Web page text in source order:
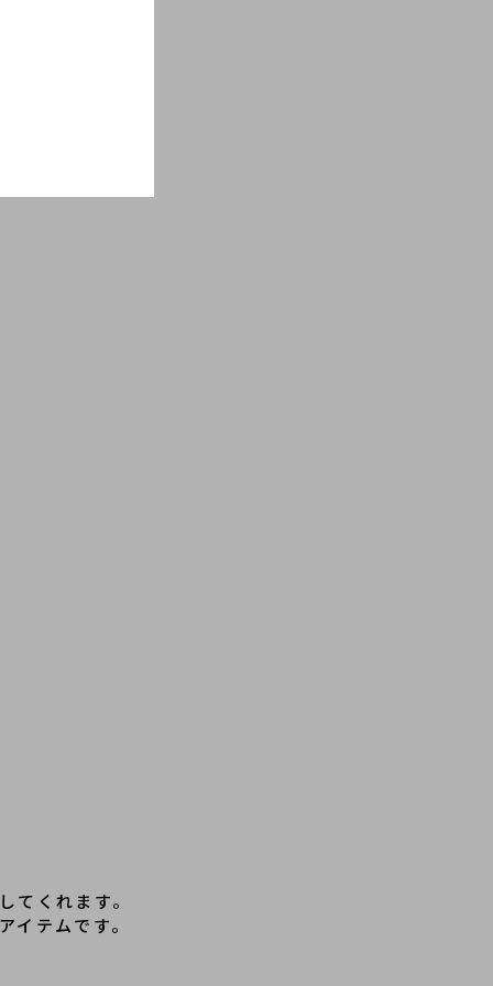
てくれます。
テムです。